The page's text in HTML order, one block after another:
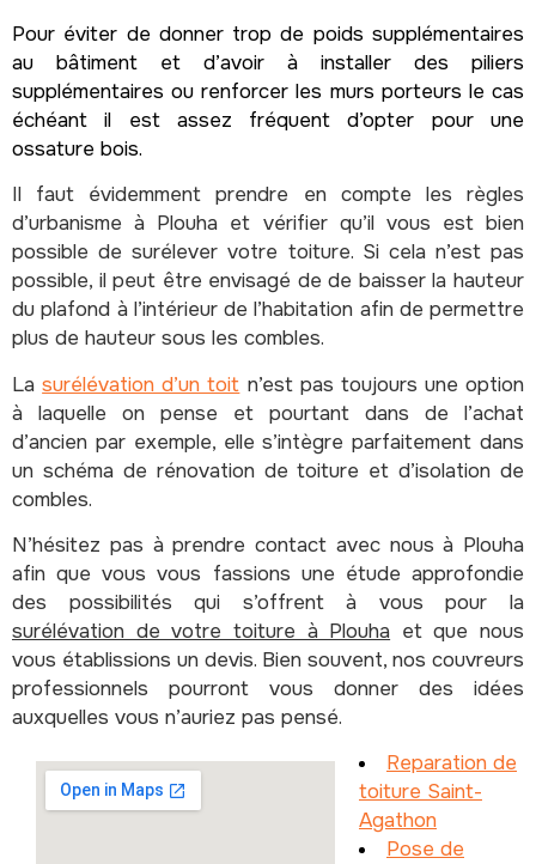
Pour éviter de donner trop de poids supplémentaires
au bâtiment et d’avoir à installer des piliers
supplémentaires ou renforcer les murs porteurs le cas
échéant il est assez fréquent d’opter pour une
ossature bois.
Il faut évidemment prendre en compte les règles
d’urbanisme à Plouha et vérifier qu’il vous est bien
possible de surélever votre toiture. Si cela n’est pas
possible, il peut être envisagé de de baisser la hauteur
du plafond à l’intérieur de l’habitation afin de permettre
plus de hauteur sous les combles.
Lasurélévation d’un toit n’est pas toujours une option
à laquelle on pense et pourtant dans de l’achat
d’ancien par exemple, elle s’intègre parfaitement dans
un schéma de rénovation de toiture et d’isolation de
combles.
N’hésitez pas à prendre contact avec nous à Plouha
afin que vous vous fassions une étude approfondie
des possibilités qui s’offrent à vous pour la
surélévation de votre toiture à Plouha et que nous
vous établissions un devis. Bien souvent, nos couvreurs
professionnels pourront vous donner des idées
auxquelles vous n’auriez pas pensé.
Reparation de
toiture Saint-
Agathon
Pose de